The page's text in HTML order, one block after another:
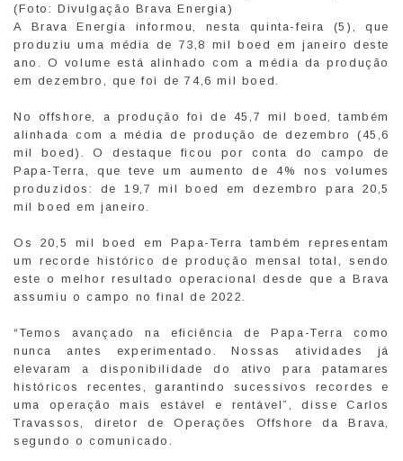
(Foto: Divulgação Brava Energia)
A Brava Energia informou, nesta quinta-feira (5), que
produziu uma média de 73,8 mil boed em janeiro deste
ano. O volume está alinhado com a média da produção
em dezembro, que foi de 74,6 mil boed.
No offshore, a produção foi de 45,7 mil boed, também
alinhada com a média de produção de dezembro (45,6
mil boed). O destaque ficou por conta do campo de
Papa-Terra, que teve um aumento de 4% nos volumes
produzidos: de 19,7 mil boed em dezembro para 20,5
mil boed em janeiro.
Os 20,5 mil boed em Papa-Terra também representam
um recorde histórico de produção mensal total, sendo
este o melhor resultado operacional desde que a Brava
assumiu o campo no final de 2022.
“Temos avançado na eficiência de Papa-Terra como
nunca antes experimentado. Nossas atividades já
elevaram a disponibilidade do ativo para patamares
históricos recentes, garantindo sucessivos recordes e
uma operação mais estável e rentável”, disse Carlos
Travassos, diretor de Operações Offshore da Brava,
segundo o comunicado.